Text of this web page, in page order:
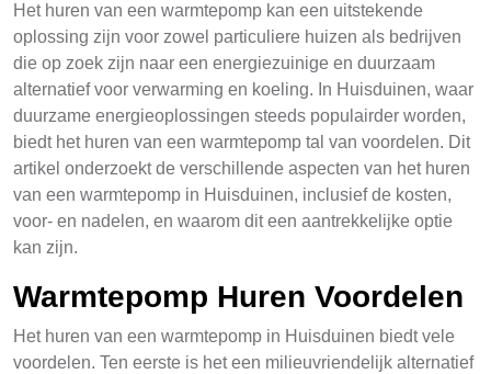
Het huren van een warmtepomp kan een uitstekende
oplossing zijn voor zowel particuliere huizen als bedrijven
die op zoek zijn naar een energiezuinige en duurzaam
alternatief voor verwarming en koeling. In Huisduinen, waar
duurzame energieoplossingen steeds populairder worden,
biedt het huren van een warmtepomp tal van voordelen. Dit
artikel onderzoekt de verschillende aspecten van het huren
van een warmtepomp in Huisduinen, inclusief de kosten,
voor- en nadelen, en waarom dit een aantrekkelijke optie
kan zijn.
Warmtepomp Huren Voordelen
Het huren van een warmtepomp in Huisduinen biedt vele
voordelen. Ten eerste is het een milieuvriendelijk alternatief